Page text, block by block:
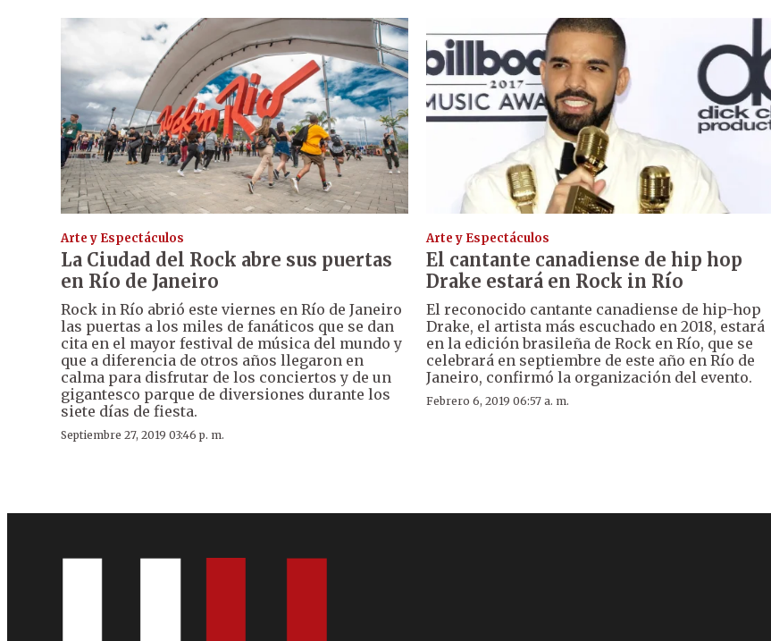
Arte y Espectáculos
La Ciudad del Rock abre sus puertas
en Río de Janeiro
Rock in Río abrió este viernes en Río de Janeiro
las puertas a los miles de fanáticos que se dan
cita en el mayor festival de música del mundo y
que a diferencia de otros años llegaron en
calma para disfrutar de los conciertos y de un
gigantesco parque de diversiones durante los
siete días de fiesta.
Septiembre 27, 2019 03:46 p. m.
Arte y Espectáculos
El cantante canadiense de hip hop
Drake estará en Rock in Río
El reconocido cantante canadiense de hip-hop
Drake, el artista más escuchado en 2018, estará
en la edición brasileña de Rock en Río, que se
celebrará en septiembre de este año en Río de
Janeiro, confirmó la organización del evento.
Febrero 6, 2019 06:57 a. m.